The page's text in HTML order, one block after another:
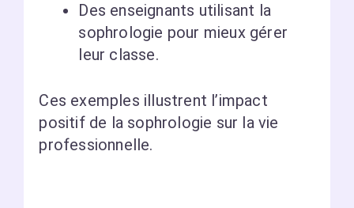
Des enseignants utilisant la
sophrologie pour mieux gérer
leur classe.
Ces exemples illustrent l’impact
positif de la sophrologie sur la vie
professionnelle.